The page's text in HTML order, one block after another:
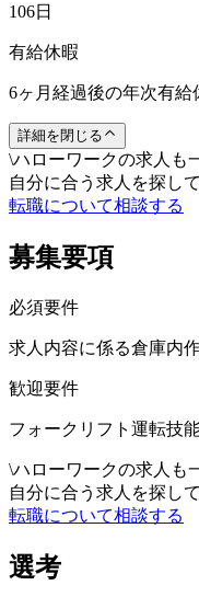
106日
有給休暇
6ヶ月経過後の年次有
詳細を閉じる
\ハローワークの求人も
自分に合う求人を探し
転職について相談する
募集要項
必須要件
求人内容に係る倉庫内
歓迎要件
フォークリフト運転技
\ハローワークの求人も
自分に合う求人を探し
転職について相談する
選考